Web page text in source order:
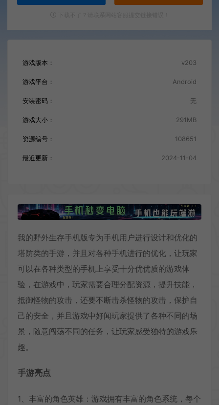
游戏版本： v203
游戏平台： Android
安装密码： 无
游戏大小： 291MB
资源编号： 108651
最近更新： 2024-11-04
我的野外生存手机版专为手机用户进行设计和优化的
塔防类的手游，并且对各种手机进行的优化，让玩家
可以在各种类型的手机上享受十分优优质的游戏体
验，在游戏中，玩家需要合理分配资源，提升技能，
抵御怪物的攻击，还要不断击杀怪物的攻击，保护自
己的安全，并且游戏中好闻玩家提供了各种不同的场
景，随意闯荡不同的任务，让玩家感受独特的游戏乐
趣。
手游亮点
1、丰富的角色英雄：游戏拥有丰富的角色系统，每个